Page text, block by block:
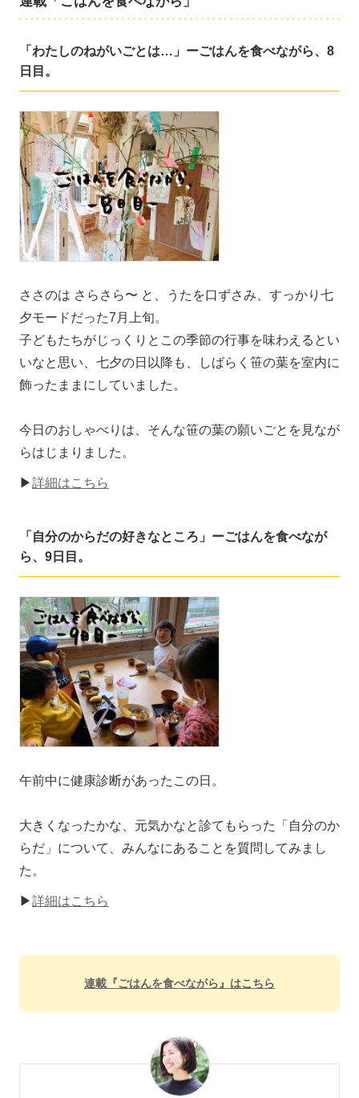
「わたしのねがいごとは…」ーごはんを食べながら、8
日目。
ささのは さらさら〜 と、うたを口ずさみ、すっかり七
夕モードだった7月上旬。
子どもたちがじっくりとこの季節の行事を味わえるとい
いなと思い、七夕の日以降も、しばらく笹の葉を室内に
飾ったままにしていました。
今日のおしゃべりは、そんな笹の葉の願いごとを見なが
らはじまりました。
▶詳細はこちら
「自分のからだの好きなところ」ーごはんを食べなが
ら、9日目。
午前中に健康診断があったこの日。
大きくなったかな、元気かなと診てもらった「自分のか
らだ」について、みんなにあることを質問してみまし
た。
▶詳細はこちら
連載『ごはんを食べながら』はこちら